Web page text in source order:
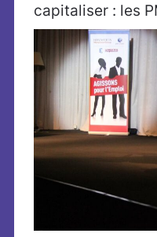
capitaliser : les